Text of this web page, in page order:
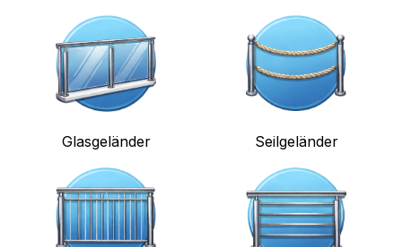
Glasgeländer Seilgeländer